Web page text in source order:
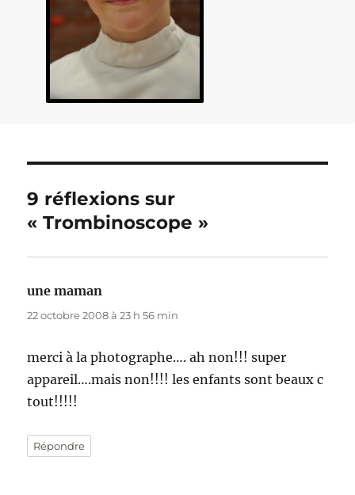
9 réflexions sur
« Trombinoscope »
une maman
22 octobre 2008 à 23 h 56 min
merci à la photographe…. ah non!!! super
appareil….mais non!!!! les enfants sont beaux c
tout!!!!!
Répondre